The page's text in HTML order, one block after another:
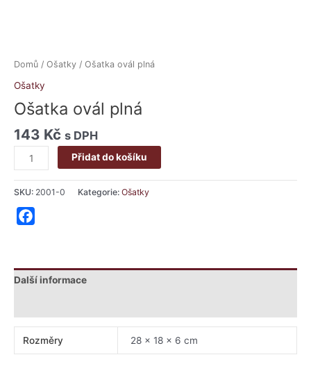
Domů / Ošatky / Ošatka ovál plná
Ošatky
Ošatka ovál plná
143 Kč s DPH
Přidat do košíku
SKU: 2001-0 Kategorie: Ošatky
Další informace
Rozměry 28 × 18 × 6 cm